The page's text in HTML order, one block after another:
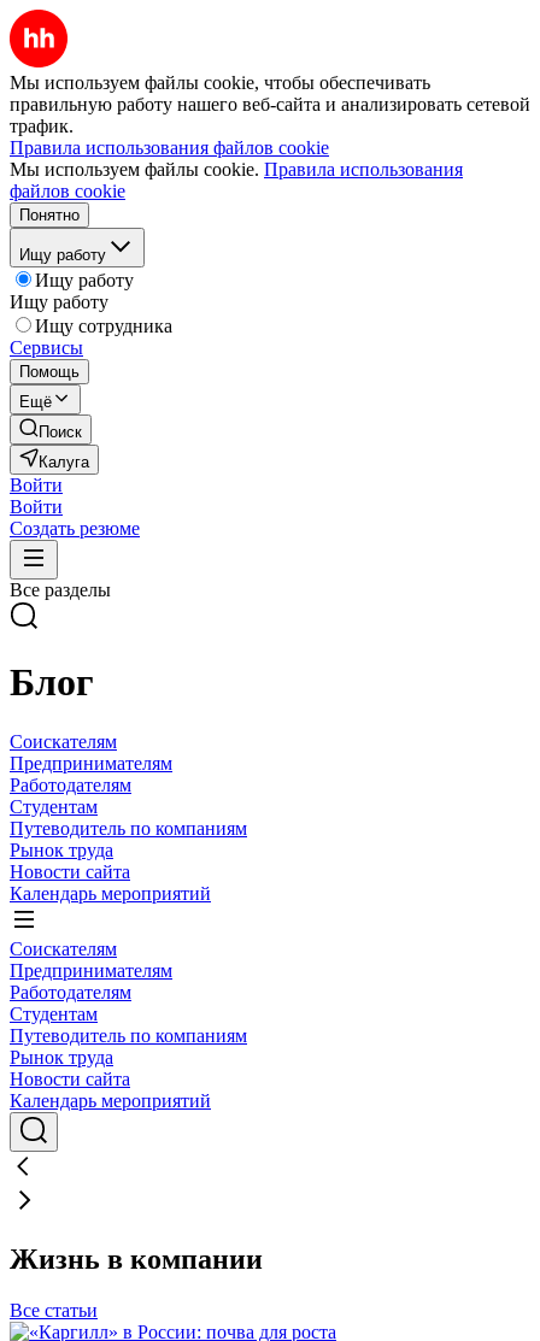
Мы используем файлы cookie, чтобы обеспечивать
правильную работу нашего веб-сайта и анализировать сетевой
трафик.
Правила использования файлов cookie
Мы используем файлы cookie. Правила использования
файлов cookie
Понятно
Ищу работу
Ищу работу
Ищу работу
Ищу сотрудника
Сервисы
Помощь
Ещё
Поиск
Калуга
Войти
Войти
Создать резюме
Все разделы
Блог
Соискателям
Предпринимателям
Работодателям
Студентам
Путеводитель по компаниям
Рынок труда
Новости сайта
Календарь мероприятий
Соискателям
Предпринимателям
Работодателям
Студентам
Путеводитель по компаниям
Рынок труда
Новости сайта
Календарь мероприятий
Жизнь в компании
Все статьи